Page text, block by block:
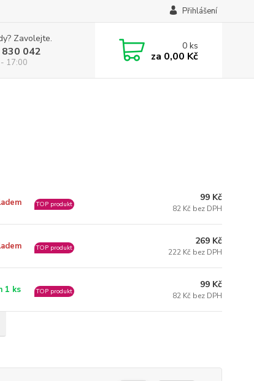
Přihlášení
Zavolejte.
042
17:00
0ks
za 0,00 Kč
TOP produkt
99 Kč
82 Kč bez DPH
TOP produkt
269 Kč
222 Kč bez DPH
1 ks TOP produkt
99 Kč
82 Kč bez DPH